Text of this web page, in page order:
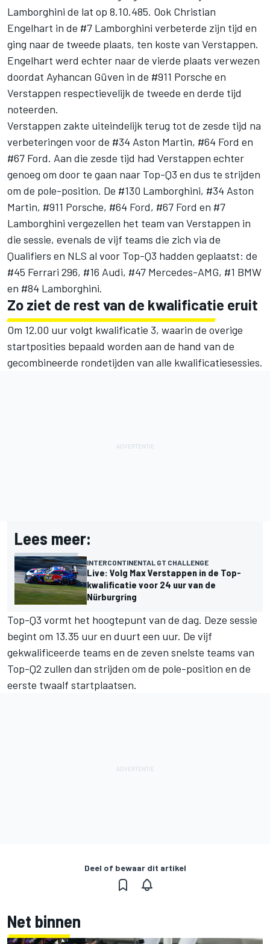
Lamborghini de lat op 8.10.485. Ook Christian
Engelhart in de #7 Lamborghini verbeterde zijn tijd en
ging naar de tweede plaats, ten koste van Verstappen.
Engelhart werd echter naar de vierde plaats verwezen
doordat Ayhancan Güven in de #911 Porsche en
Verstappen respectievelijk de tweede en derde tijd
noteerden.
Verstappen zakte uiteindelijk terug tot de zesde tijd na
verbeteringen voor de #34 Aston Martin, #64 Ford en
#67 Ford. Aan die zesde tijd had Verstappen echter
genoeg om door te gaan naar Top-Q3 en dus te strijden
om de pole-position. De #130 Lamborghini, #34 Aston
Martin, #911 Porsche, #64 Ford, #67 Ford en #7
Lamborghini vergezellen het team van Verstappen in
die sessie, evenals de vijf teams die zich via de
Qualifiers en NLS al voor Top-Q3 hadden geplaatst: de
#45 Ferrari 296, #16 Audi, #47 Mercedes-AMG, #1 BMW
en #84 Lamborghini.
Zo ziet de rest van de kwalificatie eruit
Om 12.00 uur volgt kwalificatie 3, waarin de overige
startposities bepaald worden aan de hand van de
gecombineerde rondetijden van alle kwalificatiesessies.
Lees meer:
INTERCONTINENTAL GT CHALLENGE
Live: Volg Max Verstappen in de Top-
kwalificatie voor 24 uur van de
Nürburgring
Top-Q3 vormt het hoogtepunt van de dag. Deze sessie
begint om 13.35 uur en duurt een uur. De vijf
gekwalificeerde teams en de zeven snelste teams van
Top-Q2 zullen dan strijden om de pole-position en de
eerste twaalf startplaatsen.
Deel of bewaar dit artikel
Net binnen